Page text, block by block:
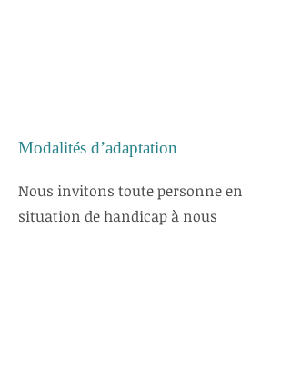
Modalités d’adaptation
Nous invitons toute personne en
situation de handicap à nous